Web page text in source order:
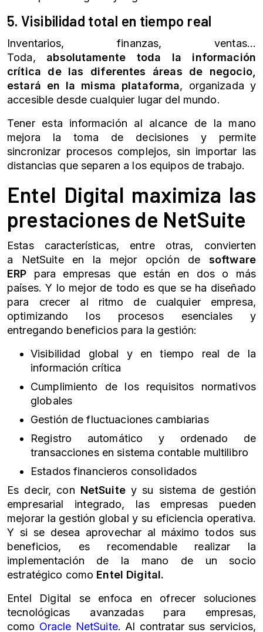
5. Visibilidad total en tiempo real
Inventarios, finanzas, ventas…
Toda,
absolutamente toda la información
crítica de las diferentes áreas de negocio,
estará en la misma plataforma, organizada y
accesible desde cualquier lugar del mundo.
Tener esta información al alcance de la mano
mejora la toma de decisiones y permite
sincronizar procesos complejos, sin importar las
distancias que separen a los equipos de trabajo.
Entel Digital maximiza las
prestaciones de NetSuite
Estas características, entre otras, convierten
a
NetSuite en la mejor opción de
software
ERP
para empresas que están en dos o más
países. Y lo mejor de todo es que se ha diseñado
para crecer al ritmo de cualquier empresa,
optimizando los procesos esenciales y
entregando beneficios para la gestión:
Visibilidad global y en tiempo real de la
información crítica
Cumplimiento de los requisitos normativos
globales
Gestión de fluctuaciones cambiarias
Registro automático y ordenado de
transacciones en sistema contable multilibro
Estados financieros consolidados
Es decir, con NetSuite y su sistema de gestión
empresarial integrado, las empresas pueden
mejorar la gestión global y su eficiencia operativa.
Y si se desea aprovechar al máximo todos sus
beneficios, es recomendable realizar la
implementación de la mano de un socio
estratégico como Entel Digital.
Entel Digital se enfoca en ofrecer soluciones
tecnológicas avanzadas para empresas,
como Oracle NetSuite. Al contratar sus servicios,